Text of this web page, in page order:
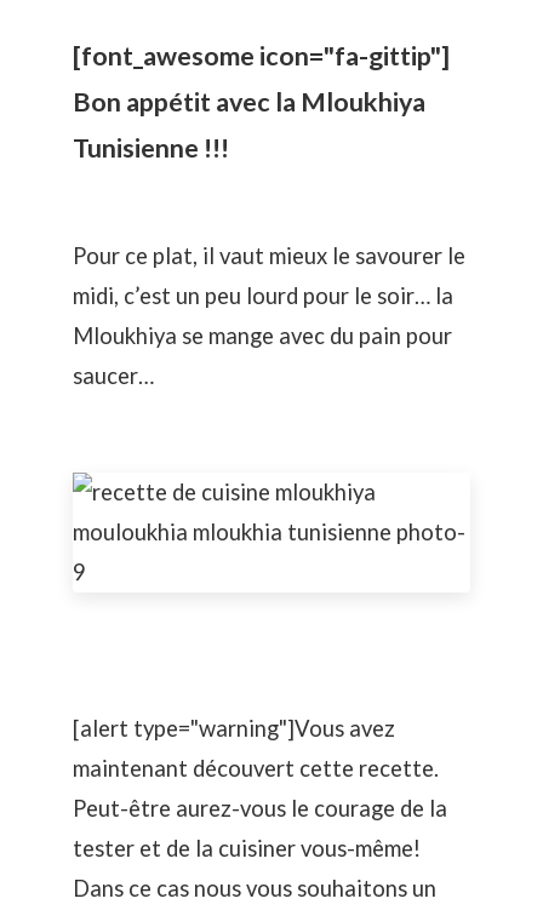
[font_awesome icon="fa-gittip"]
Bon appétit avec la Mloukhiya
Tunisienne !!!
Pour ce plat, il vaut mieux le savourer le
midi, c’est un peu lourd pour le soir… la
Mloukhiya se mange avec du pain pour
saucer…
[alert type="warning"]Vous avez
maintenant découvert cette recette.
Peut-être aurez-vous le courage de la
tester et de la cuisiner vous-même!
Dans ce cas nous vous souhaitons un